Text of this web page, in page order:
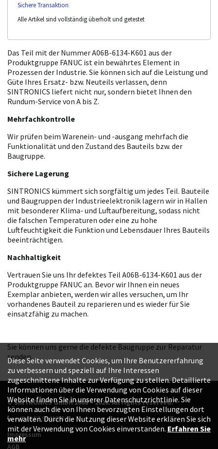
Sichere Transaktion
Alle Artikel sind vollständig überholt und getestet
Das Teil mit der Nummer A06B-6134-K601 aus der
Produktgruppe FANUC ist ein bewährtes Element in
Prozessen der Industrie. Sie können sich auf die Leistung und
Güte Ihres Ersatz- bzw. Neuteils verlassen, denn
SINTRONICS liefert nicht nur, sondern bietet Ihnen den
Rundum-Service von A bis Z.
Mehrfachkontrolle
Wir prüfen beim Warenein- und -ausgang mehrfach die
Funktionalität und den Zustand des Bauteils bzw. der
Baugruppe.
Sichere Lagerung
SINTRONICS kümmert sich sorgfältig um jedes Teil. Bauteile
und Baugruppen der Industrieelektronik lagern wir in Hallen
mit besonderer Klima- und Luftaufbereitung, sodass nicht
die falschen Temperaturen oder eine zu hohe
Luftfeuchtigkeit die Funktion und Lebensdauer Ihres Bauteils
beeinträchtigen.
Nachhaltigkeit
Vertrauen Sie uns Ihr defektes Teil A06B-6134-K601 aus der
Produktgruppe FANUC an. Bevor wir Ihnen ein neues
Exemplar anbieten, werden wir alles versuchen, um Ihr
vorhandenes Bauteil zu reparieren und es wieder für Sie
einsatzfähig zu machen.
Sie können uns gerne die defekte Baugruppe zur Reparatur
senden.
© SINTRONICS GmbH 2008 – 2026. All rights reserved.
+49 6187 99413-0
Impressum
AGB
Diese Seite verwendet Cookies, um Ihre Benutzererfahrung
zu verbessern und speziell auf Ihre Interessen
zugeschnittene Inhalte zur Verfügung zu stellen. Detaillierte
Informationen über die Verwendung von Cookies auf dieser
Website finden Sie in unserer Datenschutzrichtlinie. Sie
können auch die von Ihnen bevorzugten Einstellungen dort
verwalten. Durch die Nutzung dieser Website erklären Sie sich
mit der Verwendung von Cookies einverstanden. Erfahren Sie
mehr